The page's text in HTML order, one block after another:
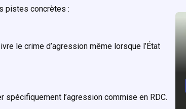
pistes concrètes :
le crime d’agression même lorsque l’État
spécifiquement l’agression commise en RDC.